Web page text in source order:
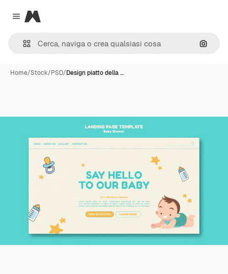
Close menu
Magnific
Cerca
Home/Stock/PSD/Design piatto della …